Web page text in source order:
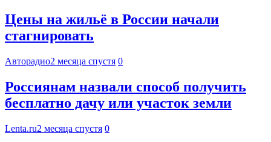
Цены на жильё в России начали
стагнировать
Авторадио2 месяца спустя 0
Россиянам назвали способ получить
бесплатно дачу или участок земли
Lenta.ru2 месяца спустя 0